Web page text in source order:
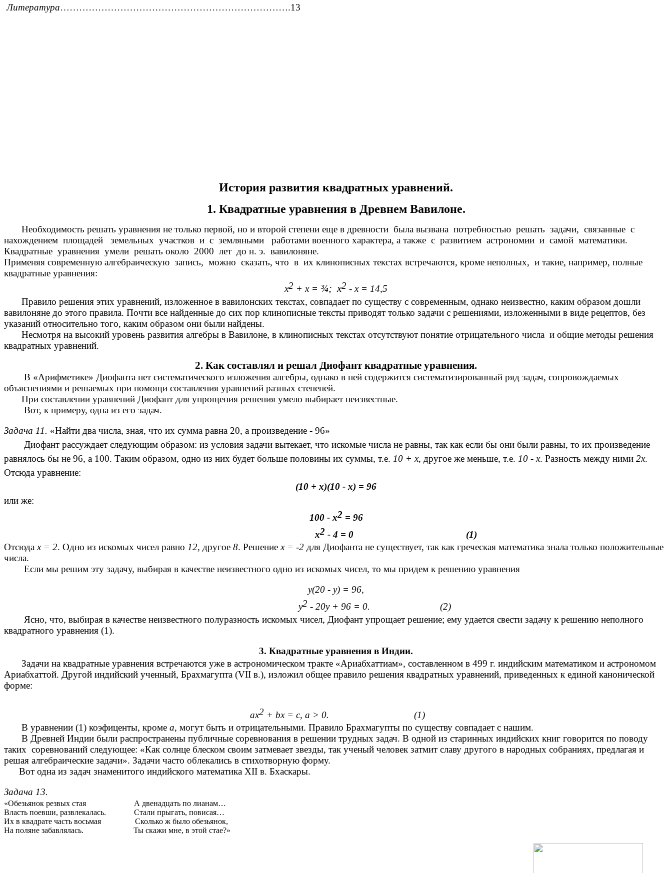
Литература……………………………………………………………….13
История развития квадратных уравнений.
1. Квадратные уравнения в Древнем Вавилоне.
Необходимость решать уравнения не только первой, но и второй степени еще в древности была вызвана потребностью решать задачи, связанные с
нахождением площадей земельных участков и с земляными работами военного характера, а также с развитием астрономии и самой математики.
Квадратные уравнения умели решать около 2000 лет до н. э. вавилоняне.
Применяя современную алгебраическую запись, можно сказать, что в их клинописных текстах встречаются, кроме неполных, и такие, например, полные
квадратные уравнения:
х2 + х = ¾; х2 - х = 14,5
Правило решения этих уравнений, изложенное в вавилонских текстах, совпадает по существу с современным, однако неизвестно, каким образом дошли
вавилоняне до этого правила. Почти все найденные до сих пор клинописные тексты приводят только задачи с решениями, изложенными в виде рецептов, без
указаний относительно того, каким образом они были найдены.
Несмотря на высокий уровень развития алгебры в Вавилоне, в клинописных текстах отсутствуют понятие отрицательного числа и общие методы решения
квадратных уравнений.
2. Как составлял и решал Диофант квадратные уравнения.
В «Арифметике» Диофанта нет систематического изложения алгебры, однако в ней содержится систематизированный ряд задач, сопровождаемых
объяснениями и решаемых при помощи составления уравнений разных степеней.
При составлении уравнений Диофант для упрощения решения умело выбирает неизвестные.
Вот, к примеру, одна из его задач.
Задача 11. «Найти два числа, зная, что их сумма равна 20, а произведение - 96»
Диофант рассуждает следующим образом: из условия задачи вытекает, что искомые числа не равны, так как если бы они были равны, то их произведение
равнялось бы не 96, а 100. Таким образом, одно из них будет больше половины их суммы, т.е. 10 + х, другое же меньше, т.е. 10 - х. Разность между ними 2х.
Отсюда уравнение:
(10 + х)(10 - х) = 96
или же:
100 - х2 = 96
х2 - 4 = 0 (1)
Отсюдах = 2. Одно из искомых чисел равно 12, другое 8. Решениех = -2 для Диофанта не существует, так как греческая математика знала только положительные
числа.
Если мы решим эту задачу, выбирая в качестве неизвестного одно из искомых чисел, то мы придем к решению уравнения
у(20 - у) = 96,
у2 - 20у + 96 = 0. (2)
Ясно, что, выбирая в качестве неизвестного полуразность искомых чисел, Диофант упрощает решение; ему удается свести задачу к решению неполного
квадратного уравнения (1).
3. Квадратные уравнения в Индии.
Задачи на квадратные уравнения встречаются уже в астрономическом тракте «Ариабхаттиам», составленном в 499 г. индийским математиком и астрономом
Ариабхаттой. Другой индийский ученный, Брахмагупта (VII в.), изложил общее правило решения квадратных уравнений, приведенных к единой канонической
форме:
ах2 + bх = с, а > 0. (1)
В уравнении (1) коэфиценты, кроме а, могут быть и отрицательными. Правило Брахмагупты по существу совпадает с нашим.
В Древней Индии были распространены публичные соревнования в решении трудных задач. В одной из старинных индийских книг говорится по поводу
таких соревнований следующее: «Как солнце блеском своим затмевает звезды, так ученый человек затмит славу другого в народных собраниях, предлагая и
решая алгебраические задачи». Задачи часто облекались в стихотворную форму.
Вот одна из задач знаменитого индийского математика XII в. Бхаскары.
Задача 13.
«Обезьянок резвых стая А двенадцать по лианам…
Власть поевши, развлекалась. Стали прыгать, повисая…
Их в квадрате часть восьмая Сколько ж было обезьянок,
На поляне забавлялась. Ты скажи мне, в этой стае?»